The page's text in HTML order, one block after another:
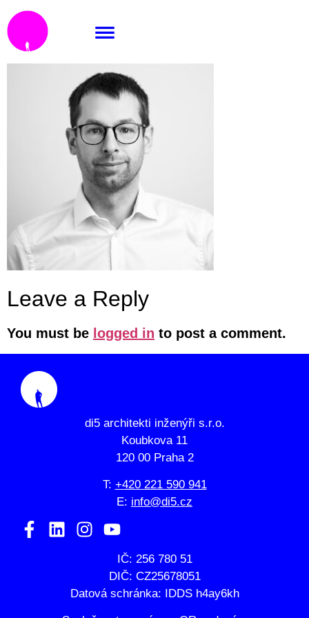
Di5 // business.
Leave a Reply
You must be logged in to post a comment.
di5 architekti inženýři s.r.o.
Koubkova 11
120 00 Praha 2
T: +420 221 590 941
E: info@di5.cz
IČ: 256 780 51
DIČ: CZ25678051
Datová schránka: IDDS h4ay6kh